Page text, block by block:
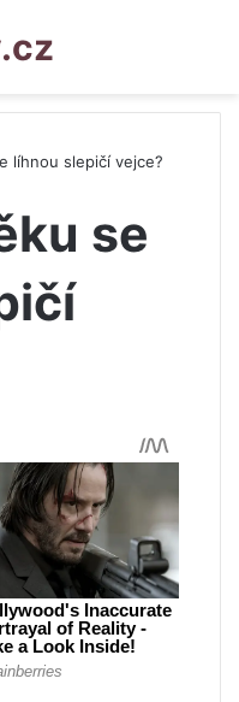
líhnou slepičí vejce?
se